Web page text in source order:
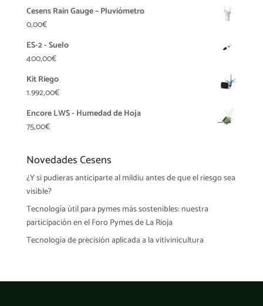
Cesens Rain Gauge – Pluviómetro
0,00€
ES-2 - Suelo
400,00€
Kit Riego
1.992,00€
Encore LWS - Humedad de Hoja
75,00€
Novedades Cesens
¿Y si pudieras anticiparte al mildiu antes de que el riesgo sea
visible?
Tecnología útil para pymes más sostenibles: nuestra
participación en el Foro Pymes de La Rioja
Tecnología de precisión aplicada a la vitivinicultura